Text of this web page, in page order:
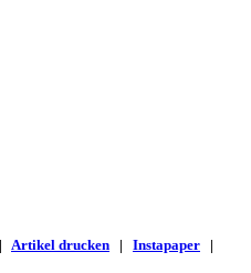
| Artikel drucken | Instapaper |